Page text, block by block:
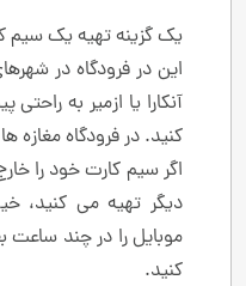
یک گزینه تهیه یک سیم
این در فرودگاه در
آنکارا یا ازمیر به
کنید. در فرودگاه مغازه
اگر سیم کارت خود را
دیگر تهیه می کنید،
موبایل را در چند ساعت
کنید.